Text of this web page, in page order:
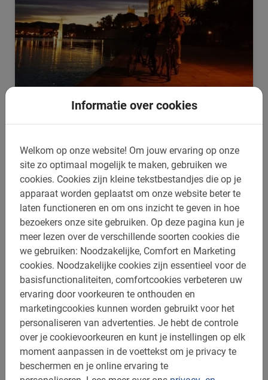
Informatie over cookies
Welkom op onze website! Om jouw ervaring op onze
site zo optimaal mogelijk te maken, gebruiken we
cookies. Cookies zijn kleine tekstbestandjes die op je
apparaat worden geplaatst om onze website beter te
laten functioneren en om ons inzicht te geven in hoe
bezoekers onze site gebruiken. Op deze pagina kun je
meer lezen over de verschillende soorten cookies die
we gebruiken: Noodzakelijke, Comfort en Marketing
cookies. Noodzakelijke cookies zijn essentieel voor de
basisfunctionaliteiten, comfortcookies verbeteren uw
ervaring door voorkeuren te onthouden en
marketingcookies kunnen worden gebruikt voor het
personaliseren van advertenties. Je hebt de controle
over je cookievoorkeuren en kunt je instellingen op elk
moment aanpassen in de voettekst om je privacy te
beschermen en je online ervaring te
Palma de Mallorca Sunset Fietstour
unieke sfeer die de avond met zich meebrengt. Een unieke
beleving!